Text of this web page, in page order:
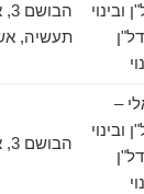
הבושם 3, אזור
תעשיה, אשדוד
הבושם 3, אשדוד